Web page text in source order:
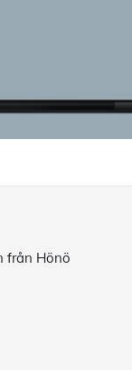
från Hönö